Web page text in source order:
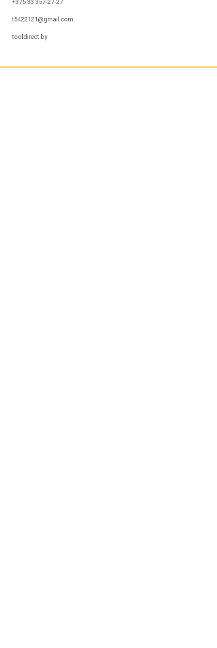
+375 33 357-27-27
t5422121@gmail.com
tooldirect.by